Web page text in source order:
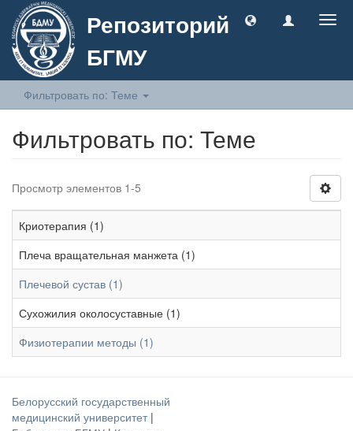
Репозиторий
БГМУ
Фильтровать по: Теме
Фильтровать по: Теме
Просмотр элементов 1-5
Криотерапия (1)
Плеча вращательная манжета (1)
Плечевой сустав (1)
Сухожилия околосуставные (1)
Физиотерапии методы (1)
Белорусский государственный
медицинский университет |